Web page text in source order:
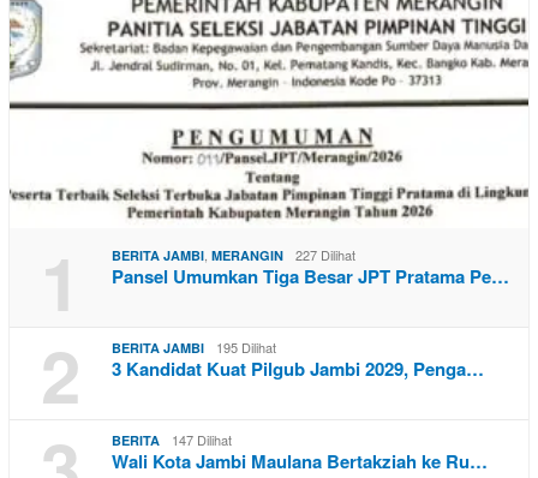
1 BERITA JAMBI MERANGIN 227 Dilihat
Pansel Umumkan Tiga Besar JPT Pratama Pe…
2 BERITA JAMBI 195 Dilihat
3 Kandidat Kuat Pilgub Jambi 2029, Penga…
BERITA 147 Dilihat
Wali Kota Jambi Maulana Bertakziah ke Ru…